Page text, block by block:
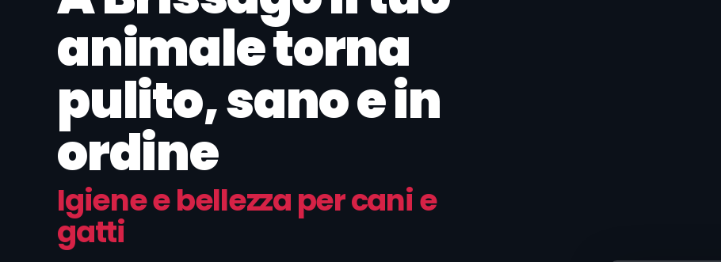
animale torna
pulito, sano e in
ordine
Igiene e bellezza per cani e
gatti